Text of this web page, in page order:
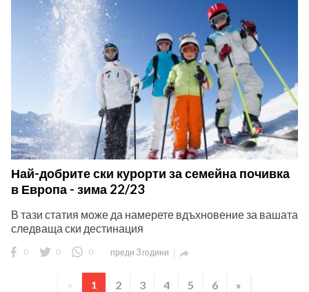
Най-добрите ски курорти за семейна почивка
в Европа - зима 22/23
В тази статия може да намерете вдъхновение за вашата
следваща ски дестинация
0 0 0 преди 3 години 
« 1 2 3 4 5 6 »